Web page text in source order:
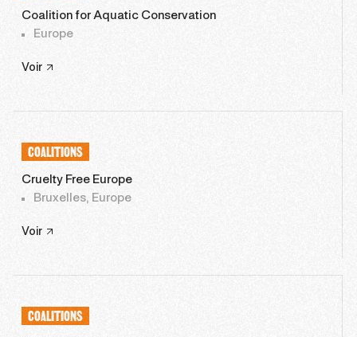
Coalition for Aquatic Conservation
Europe
Voir
COALITIONS
Cruelty Free Europe
Bruxelles, Europe
Voir
COALITIONS